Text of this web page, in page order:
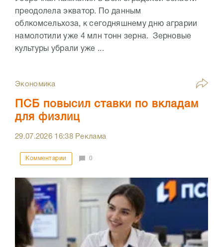
преодолела экватор. По данным
облкомсельхоза, к сегодняшнему дню аграрии
намолотили уже 4 млн тонн зерна. Зерновые
культуры убрали уже ...
Экономика
ПСБ повысил ставки по вкладам
для физлиц
29.07.2026 16:38Реклама
Комментарии 0